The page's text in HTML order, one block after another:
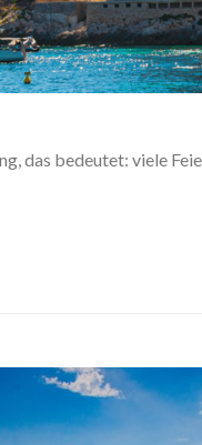
das bedeutet: viele